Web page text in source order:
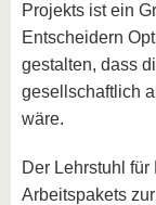
Projekts ist ein
Entscheidern
gestalten, dass
gesellschaftlich
wäre.
Der Lehrstuhl
Arbeitspakets